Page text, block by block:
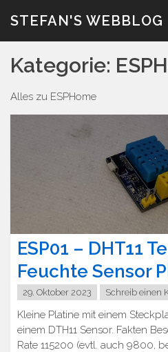
InhaltSTEFAN'S WEBBLOG
Kategorie:
Alles zu ESPHome
ESP01 – DHT11
Feuchte Sensor
29. Oktober 2023 Schreib einen
Kleine Platine mit einem
einem DTH11 Sensor. Fakten
Rate 115200 (evtl. auch 9800,